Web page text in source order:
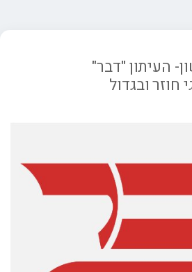
העיתון "דבר"
חוזר ובגדול